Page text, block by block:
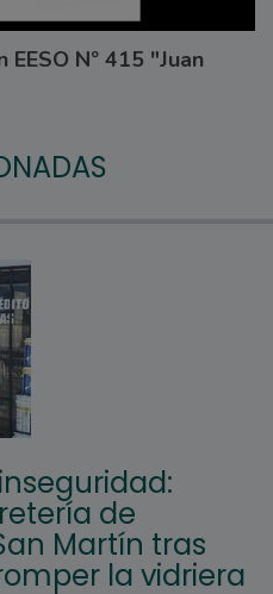
EESO Nº 415 "Juan
de
Martín tras
la vidriera